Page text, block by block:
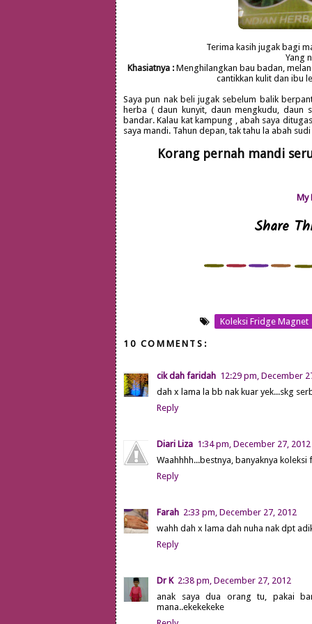
Terima kasih jugak bagi
Yang
Khasiatnya :Menghilangkan bau badan,
cantikkan kulit dan ibu
Saya pun nak beli jugak sebelum balik
herba ( daun kunyit, daun mengkudu,
bandar. Kalau kat kampung , abah saya
saya mandi. Tahun depan, tak tahu la abah
Korang pernah mandi
My
Share
Koleksi Fridge Magnet
10 COMMENTS:
cik dah faridah 12:29 pm, December
dah x lama la bb nak kuar yek...skg
Reply
Diari Liza 1:34 pm, December 27, 2012
Waahhhh...bestnya, banyaknya
Reply
Farah 2:33 pm, December 27, 2012
wahh dah x lama dah nuha nak dpt
Reply
Dr K 2:38 pm, December 27, 2012
anak saya dua orang tu, pakai
mana..ekekekeke